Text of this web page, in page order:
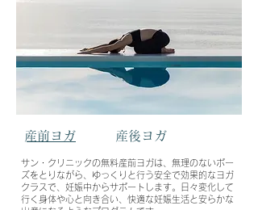
​産前ヨガ
サン・クリニックの無料産前ヨガは、無理のないポー
ズをとりながら、ゆっくりと行う安全で効果的なヨガ
クラスで、妊娠中からサポートします。日々変化して
行く身体や心と向き合い、快適な妊娠生活と安らかな
​産後ヨガ